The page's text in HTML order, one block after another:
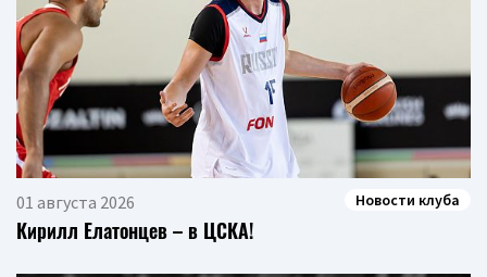
01 августа 2026 Новости клуба
Кирилл Елатонцев – в ЦСКА!